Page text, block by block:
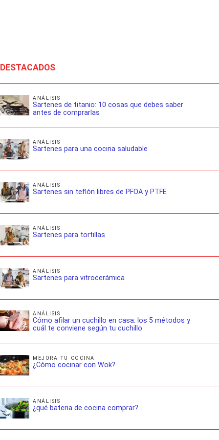
DESTACADOS
ANÁLISIS
Sartenes de titanio: 10 cosas que debes saber
antes de comprarlas
ANÁLISIS
Sartenes para una cocina saludable
ANÁLISIS
Sartenes sin teflón libres de PFOA y PTFE
ANÁLISIS
Sartenes para tortillas
ANÁLISIS
Sartenes para vitrocerámica
ANÁLISIS
Cómo afilar un cuchillo en casa: los 5 métodos y
cuál te conviene según tu cuchillo
MEJORA TU COCINA
¿Cómo cocinar con Wok?
ANÁLISIS
¿qué bateria de cocina comprar?